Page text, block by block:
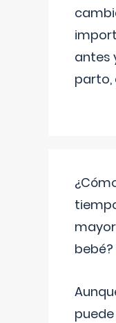
antes
parto,
bebé?